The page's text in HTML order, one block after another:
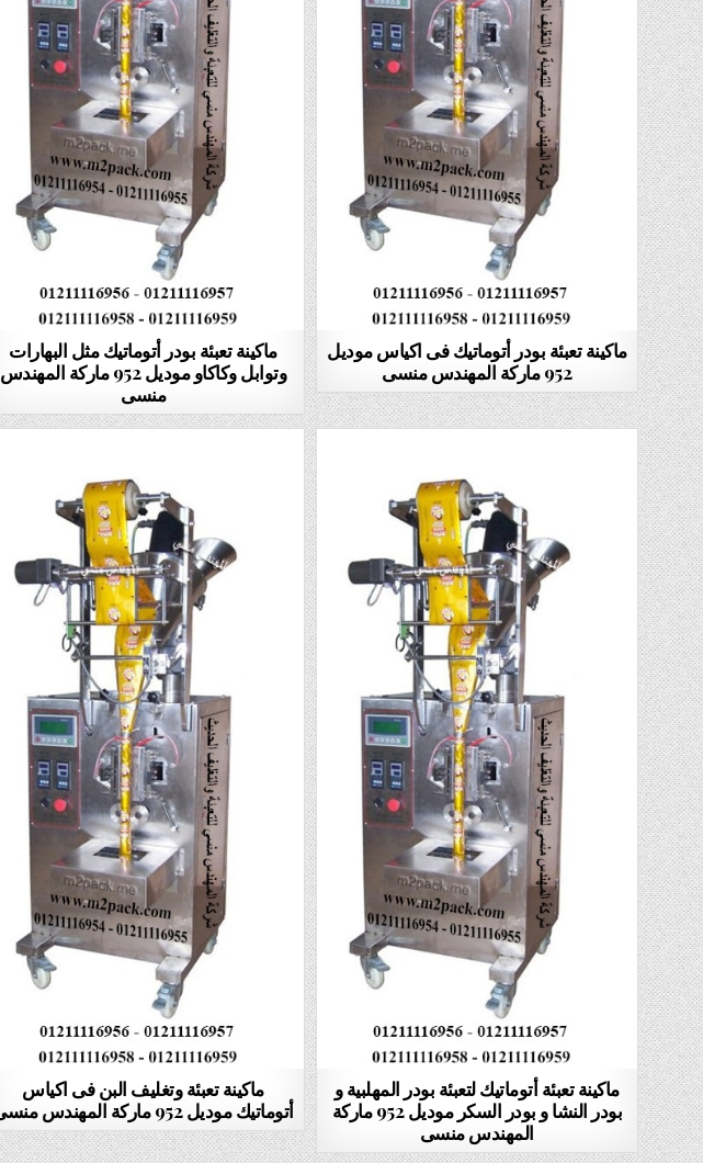
ماكينة تعبئة بودر أتوماتيك مثل البهارات
وتوابل وكاكاو موديل 952 ماركة المهندس
منسى
ماكينة تعبئة بودر أتوماتيك فى اكياس موديل
952 ماركة المهندس منسى
ماكينة تعبئة وتغليف البن فى اكياس
أتوماتيك موديل 952 ماركة المهندس منسى
ماكينة تعبئة أتوماتيك لتعبئة بودر المهلبية و
بودر النشا و بودر السكر موديل 952 ماركة
المهندس منسى